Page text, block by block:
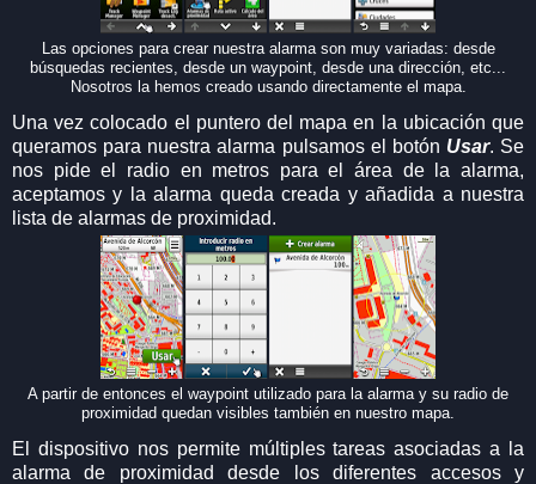
Las opciones para crear nuestra alarma son muy variadas: desde
búsquedas recientes, desde un waypoint, desde una dirección, etc...
Nosotros la hemos creado usando directamente el mapa.
Una vez colocado el puntero del mapa en la ubicación que
queramos para nuestra alarma pulsamos el botón Usar. Se
nos pide el radio en metros para el área de la alarma,
aceptamos y la alarma queda creada y añadida a nuestra
lista de alarmas de proximidad.
A partir de entonces el waypoint utilizado para la alarma y su radio de
proximidad quedan visibles también en nuestro mapa.
El dispositivo nos permite múltiples tareas asociadas a la
alarma de proximidad desde los diferentes accesos y